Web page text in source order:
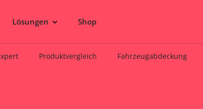
Lösungen Shop
Produktvergleich Fahrzeugabdeckung